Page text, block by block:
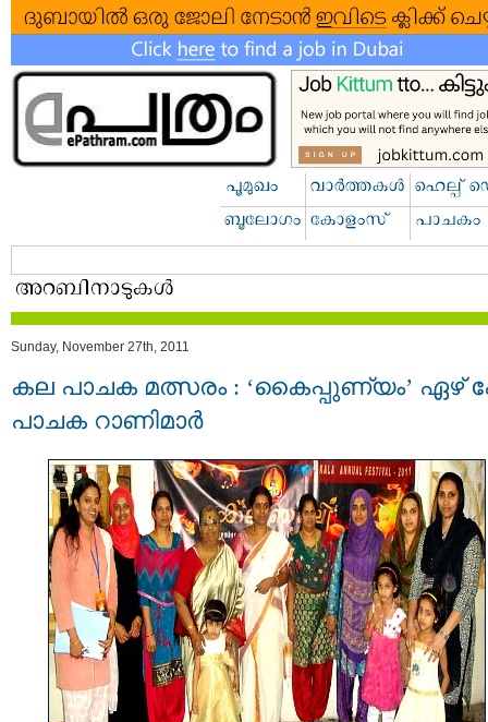
Sunday, November 27th, 2011
കല പാചക മത്സരം : ‘കൈപ്പുണ്യം’ ഏഴ്
പാചക റാണിമാര്‍